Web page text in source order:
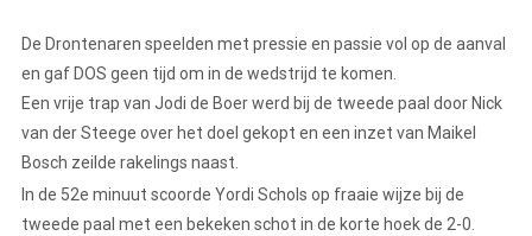
De Drontenaren speelden met pressie en passie vol op de aanval
en gaf DOS geen tijd om in de wedstrijd te komen.
Een vrije trap van Jodi de Boer werd bij de tweede paal door Nick
van der Steege over het doel gekopt en een inzet van Maikel
Bosch zeilde rakelings naast.
In de 52e minuut scoorde Yordi Schols op fraaie wijze bij de
tweede paal met een bekeken schot in de korte hoek de 2-0.